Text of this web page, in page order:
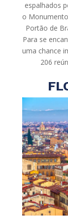
espalhados
o
Portão de
Para se
uma chance
206